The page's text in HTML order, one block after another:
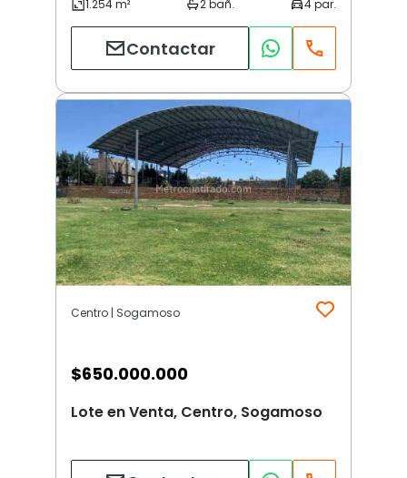
Contactar
Centro | Sogamoso
$650.000.000
Lote en Venta, Centro, Sogamoso